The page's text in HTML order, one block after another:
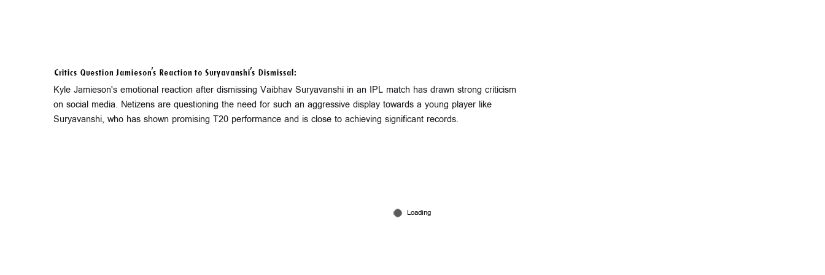
Critics Question Jamieson's Reaction to Suryavanshi's Dismissal:
Kyle Jamieson's emotional reaction after dismissing Vaibhav Suryavanshi in an IPL match has drawn strong criticism
on social media. Netizens are questioning the need for such an aggressive display towards a young player like
Suryavanshi, who has shown promising T20 performance and is close to achieving significant records.